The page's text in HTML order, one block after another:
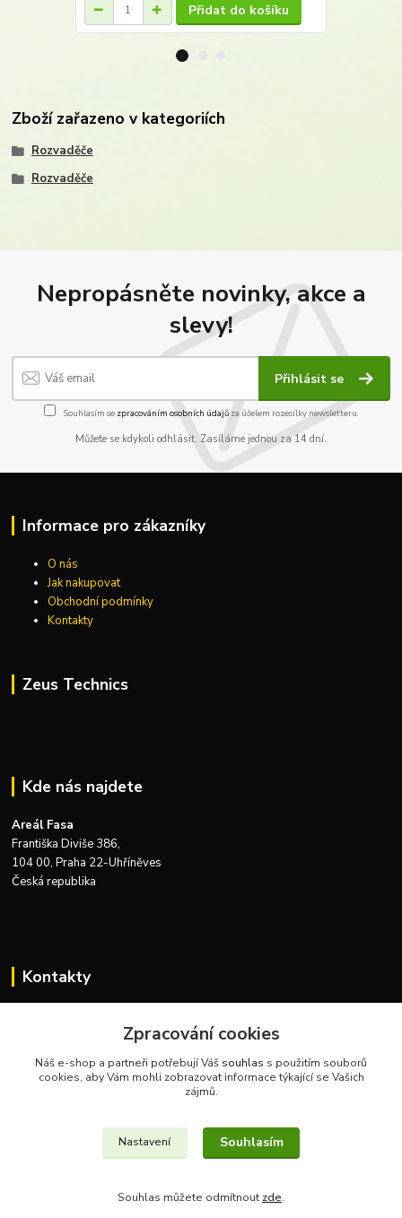
Přidat do košíku
Zboží zařazeno v kategoriích
Rozvaděče
Rozvaděče
Nepropásněte novinky, akce a
slevy!
Přihlásit se
Souhlasím se zpracováním osobních údajůza účelem rozesílky newsletteru.
Můžete se kdykoli odhlásit. Zasíláme jednou za 14 dní.
Informace pro zákazníky
O nás
Jak nakupovat
Obchodní podmínky
Kontakty
Zeus Technics
Kde nás najdete
Areál Fasa
Františka Diviše 386,
104 00, Praha 22-Uhříněves
Česká republika
Kontakty
+420 732 915 376
info@zeustechnics.cz
Zpracování cookies
Náš e-shop a partneři potřebují Váš souhlas s použitím souborů
cookies, aby Vám mohli zobrazovat informace týkající se Vašich
zájmů.
Nastavení Souhlasím
Souhlas můžete odmítnout zde.